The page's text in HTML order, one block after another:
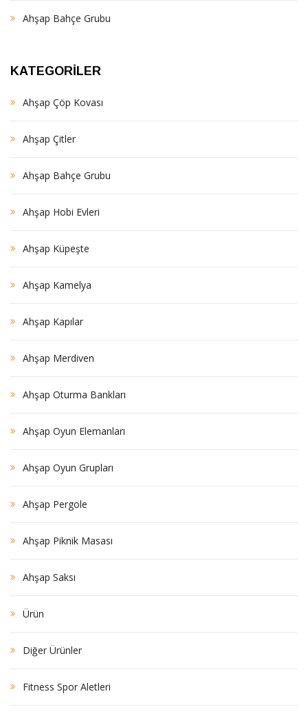
Ahşap Bahçe Grubu
KATEGORILER
Ahşap Çöp Kovası
Ahşap Çitler
Ahşap Bahçe Grubu
Ahşap Hobi Evleri
Ahşap Küpeşte
Ahşap Kamelya
Ahşap Kapılar
Ahşap Merdiven
Ahşap Oturma Bankları
Ahşap Oyun Elemanları
Ahşap Oyun Grupları
Ahşap Pergole
Ahşap Piknik Masası
Ahşap Saksı
Ürün
Diğer Ürünler
Fitness Spor Aletleri